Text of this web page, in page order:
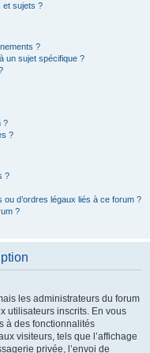
et sujets ?
?
un sujet spécifique ?
?
?
?
d’ordres légaux liés à ce forum ?
?
les administrateurs du forum
utilisateurs inscrits. En vous
à des fonctionnalités
visiteurs, tels que l’affichage
privée, l’envoi de